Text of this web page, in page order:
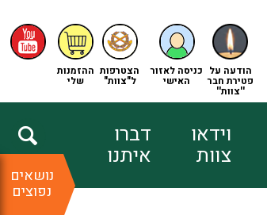
ההזמנות
שלי
הצטרפות
ל"צוות"
כניסה לאזור
האישי
הודעה על
פטירת חבר
''צוות''
וידאו
צוות
דברו
איתנו
נושאים
נפוצים